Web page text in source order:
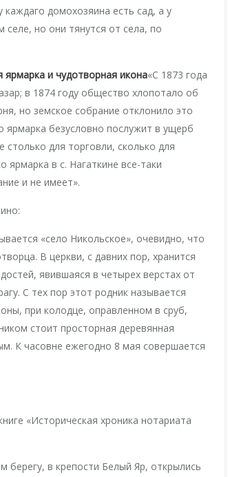
домохозяина есть сад, а у
но они тянутся от села, по
ярмарка и чудотворная икона«С 1873 года
в 1874 году общество хлопотало об
но земское cобрание отклонило это
безусловно послужит в ущерб
для торговли, сколько для
ярмарка в с. Нагаткине все-таки
и не имеет».
«село Никольское», очевидно, что
В церкви, с давних пор, хранится
явившаяся в четырех верстах от
С тех пор этот родник называется
при колодце, оправленном в сруб,
стоит просторная деревянная
К часовне ежегодно 8 мая совершается
«Историческая хроника нотариата
берегу, в крепости Белый Яр, открылись